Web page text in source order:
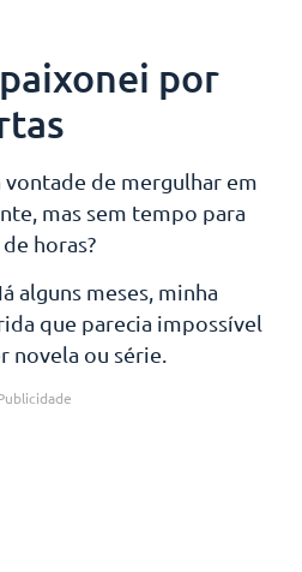
por
vontade de mergulhar em
mas sem tempo para
horas?
alguns meses, minha
que parecia impossível
novela ou série.